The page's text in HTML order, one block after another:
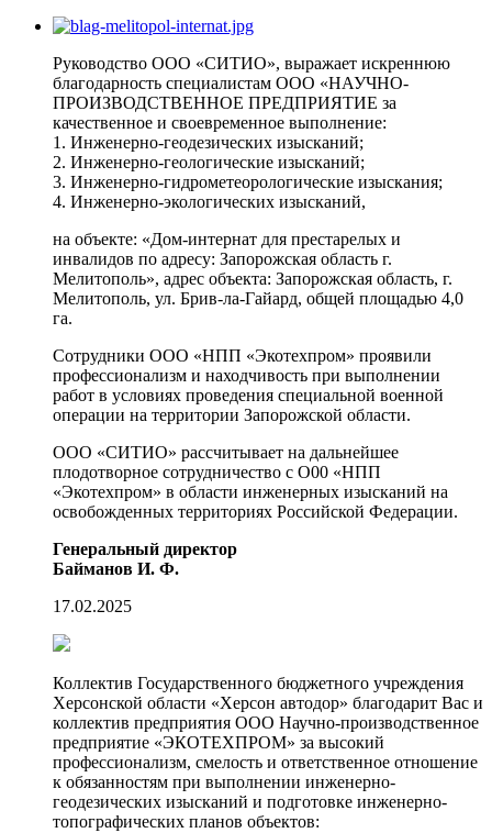
Руководство ООО «СИТИО», выражает искреннюю
благодарность специалистам ООО «НАУЧНО-
ПРОИЗВОДСТВЕННОЕ ПРЕДПРИЯТИЕ за
качественное и своевременное выполнение:
1. Инженерно-геодезических изысканий;
2. Инженерно-геологические изысканий;
3. Инженерно-гидрометеорологические изыскания;
4. Инженерно-экологических изысканий,
на объекте: «Дом-интернат для престарелых и
инвалидов по адресу: Запорожская область г.
Мелитополь», адрес объекта: Запорожская область, г.
Мелитополь, ул. Брив-ла-Гайард, общей площадью 4,0
га.
Сотрудники ООО «НПП «Экотехпром» проявили
профессионализм и находчивость при выполнении
работ в условиях проведения специальной военной
операции на территории Запорожской области.
ООО «СИТИО» рассчитывает на дальнейшее
плодотворное сотрудничество с О00 «НПП
«Экотехпром» в области инженерных изысканий на
освобожденных территориях Российской Федерации.
Генеральный директор
Байманов И. Ф.
17.02.2025
Коллектив Государственного бюджетного учреждения
Херсонской области «Херсон автодор» благодарит Вас и
коллектив предприятия ООО Научно-производственное
предприятие «ЭКОТЕХПРОМ» за высокий
профессионализм, смелость и ответственное отношение
к обязанностям при выполнении инженерно-
геодезических изысканий и подготовке инженерно-
топографических планов объектов: